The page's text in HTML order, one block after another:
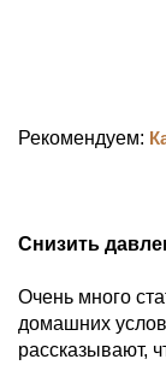
Рекомендуем:
Снизить
Очень много
домашних
рассказывают,